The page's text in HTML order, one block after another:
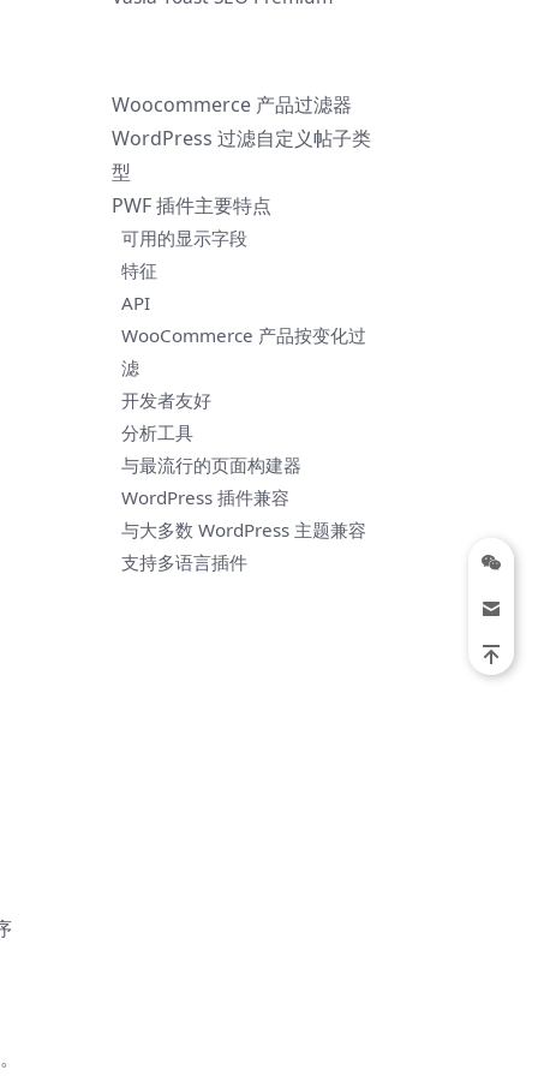
Woocommerce 产品过滤器
WordPress 过滤自定义帖子类
型
PWF 插件主要特点
可用的显示字段
特征
API
WooCommerce 产品按变化过
滤
开发者友好
分析工具
与最流行的页面构建器
WordPress 插件兼容
与大多数 WordPress 主题兼容
支持多语言插件